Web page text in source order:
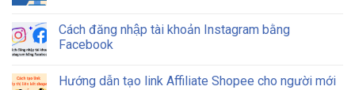
Cách đăng nhập tài khoản Instagram bằng
Facebook
Hướng dẫn tạo link Affiliate Shopee cho người mới